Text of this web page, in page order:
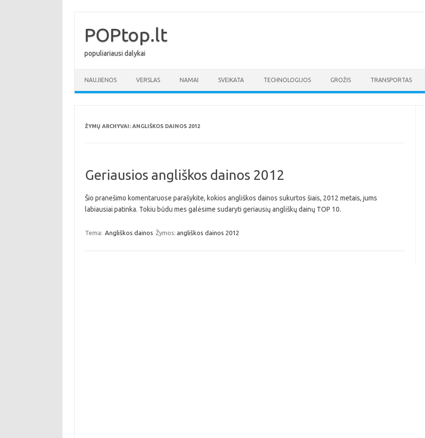
turinioPOPtop.lt
populiariausi dalykai
NAUJIENOS VERSLAS NAMAI SVEIKATA TECHNOLOGIJOS GROŽIS TRANSPORTAS
ŽYMŲ ARCHYVAI: ANGLIŠKOS DAINOS 2012
Geriausios angliškos dainos 2012
Šio pranešimo komentaruose parašykite, kokios angliškos dainos sukurtos šiais, 2012 metais, jums
labiausiai patinka. Tokiu būdu mes galėsime sudaryti geriausių angliškų dainų TOP 10.
Tema: Angliškos dainos Žymos: angliškos dainos 2012